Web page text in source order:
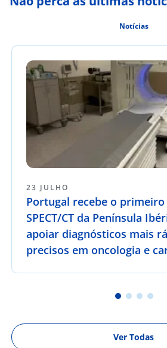
Notícias
23 JULHO
Portugal recebe o
SPECT/CT da Península
apoiar diagnósticos mais
precisos em oncologia e
Ver Todas